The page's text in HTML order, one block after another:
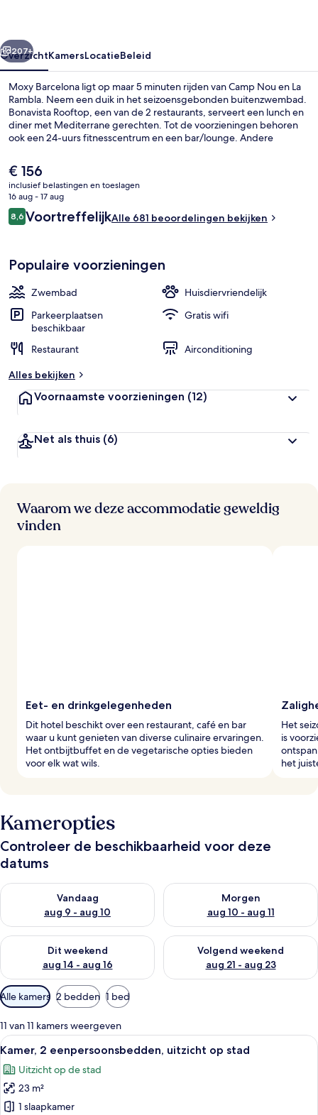
Volgende
207+
OverzichtKamersLocatieBeleid
Moxy Barcelona ligt op maar 5 minuten rijden van Camp Nou en La
Rambla. Neem een duik in het seizoensgebonden buitenzwembad.
Bonavista Rooftop, een van de 2 restaurants, serveert een lunch en
diner met Mediterrane gerechten. Tot de voorzieningen behoren
ook een 24-uurs fitnesscentrum en een bar/lounge. Andere
Metrostation Sants ligt op 3 minuten en Metrostation Tarragona
Metro op 4 minuten loopafstand.
De
huidige
prijs
is
€ 156
€ 156
inclusief belastingen en toeslagen
16 aug - 17 aug
Beoordelingen
8,68,6 op 10 –
VoortreffelijkAlle 681 beoordelingen bekijken
Populaire voorzieningen
Zwembad
Huisdiervriendelijk
Parkeerplaatsen
beschikbaar
Gratis wifi
Restaurant
Airconditioning
Alles bekijken
Voornaamste voorzieningen (12)
Net als thuis (6)
Waarom we deze accommodatie geweldig
vinden
Eet- en drinkgelegenheden
Dit hotel beschikt over een restaurant, café en bar
waar u kunt genieten van diverse culinaire ervaringen.
Het ontbijtbuffet en de vegetarische opties bieden
voor elk wat wils.
Het
is
het
Kameropties
Controleer de beschikbaarheid voor deze
datums
Vandaag
aug 9 - aug 10
De beschikbaarheid controleren voor vanavond aug 9 - aug
Morgen
aug 10 - aug 11
De beschikbaarheid
Dit weekend
aug 14 - aug 16
De beschikbaarheid controleren voor dit weekend aug 14 -
Volgend weekend
aug 21 - aug 23
De beschikbaarheid
Beschikbare
filters
voor
kamers
Alle kamers 2 bedden 1 bed
11 van 11 kamers weergeven
Alle
foto's
voor
Kamer,
2
Een moderne hotelkamer met
12
Kamer, 2 eenpersoonsbedden, uitzicht op stad
Uitzicht op de stad
23 m²
1 slaapkamer